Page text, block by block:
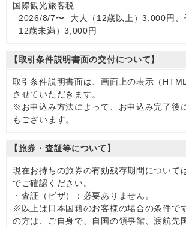
国際観光旅客税
2026/8/7〜 大人（12歳以上）3,000円、
12歳未満）3,000円
【取引条件説明書面の交付について】
取引条件説明書面は、画面上の表示（
させていただきます。
※お申込み方法によって、お申込み完了後
もございます。
【旅券・査証等について】
現在お持ちの旅券の有効残存期間について
でご確認ください。
・査証（ビザ）：必要ありません。
※以上は日本国籍のお客様の場合の条件で
の方は、ご自身で、自国の領事館、渡航先